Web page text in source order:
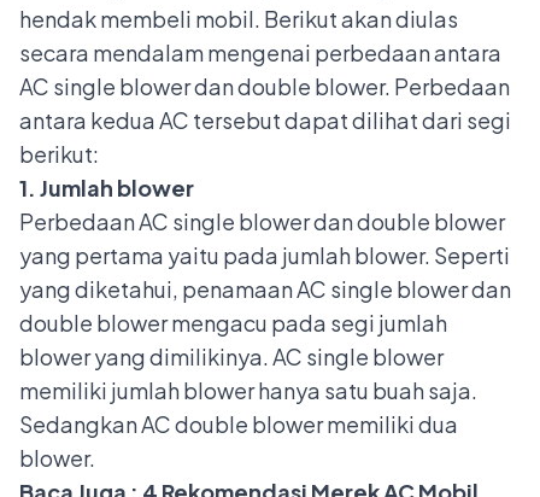
hendak membeli mobil. Berikut akan diulas
secara mendalam mengenai perbedaan antara
AC single blower dan double blower. Perbedaan
antara kedua AC tersebut dapat dilihat dari segi
berikut:
1. Jumlah blower
Perbedaan AC single blower dan double blower
yang pertama yaitu pada jumlah blower. Seperti
yang diketahui, penamaan AC single blower dan
double blower mengacu pada segi jumlah
blower yang dimilikinya. AC single blower
memiliki jumlah blower hanya satu buah saja.
Sedangkan AC double blower memiliki dua
blower.